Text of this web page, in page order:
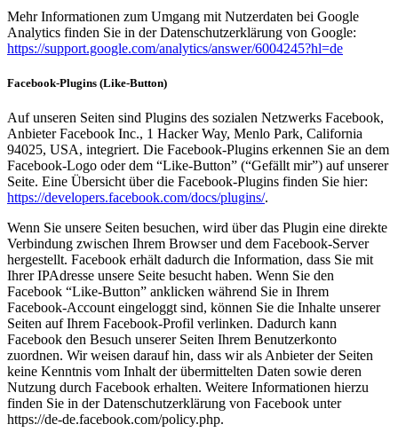
Mehr Informationen zum Umgang mit Nutzerdaten bei Google
Analytics finden Sie in der Datenschutzerklärung von Google:
https://support.google.com/analytics/answer/6004245?hl=de
Facebook-Plugins (Like-Button)
Auf unseren Seiten sind Plugins des sozialen Netzwerks Facebook,
Anbieter Facebook Inc., 1 Hacker Way, Menlo Park, California
94025, USA, integriert. Die Facebook-Plugins erkennen Sie an dem
Facebook-Logo oder dem “Like-Button” (“Gefällt mir”) auf unserer
Seite. Eine Übersicht über die Facebook-Plugins finden Sie hier:
https://developers.facebook.com/docs/plugins/.
Wenn Sie unsere Seiten besuchen, wird über das Plugin eine direkte
Verbindung zwischen Ihrem Browser und dem Facebook-Server
hergestellt. Facebook erhält dadurch die Information, dass Sie mit
Ihrer IPAdresse unsere Seite besucht haben. Wenn Sie den
Facebook “Like-Button” anklicken während Sie in Ihrem
Facebook-Account eingeloggt sind, können Sie die Inhalte unserer
Seiten auf Ihrem Facebook-Profil verlinken. Dadurch kann
Facebook den Besuch unserer Seiten Ihrem Benutzerkonto
zuordnen. Wir weisen darauf hin, dass wir als Anbieter der Seiten
keine Kenntnis vom Inhalt der übermittelten Daten sowie deren
Nutzung durch Facebook erhalten. Weitere Informationen hierzu
finden Sie in der Datenschutzerklärung von Facebook unter
https://de-de.facebook.com/policy.php.